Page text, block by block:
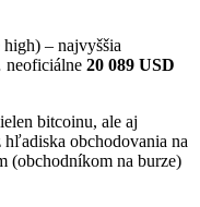
– najvyššia
neoficiálne 20 089 USD
bitcoinu, ale aj
obchodovania na
(obchodníkom na burze)